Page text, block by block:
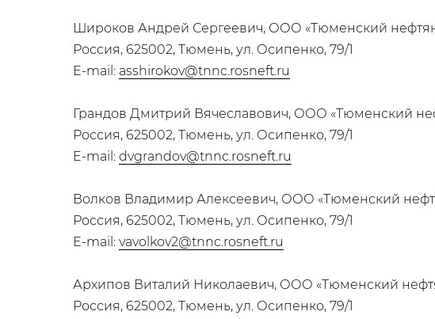
Широков Андрей Сергеевич, ООО «Тюменский
Россия, 625002, Тюмень, ул. Осипенко, 79/1
E-mail: asshirokov@tnnc.rosneft.ru
Грандов Дмитрий Вячеславович, ООО «Тюменский
Россия, 625002, Тюмень, ул. Осипенко, 79/1
E-mail: dvgrandov@tnnc.rosneft.ru
Волков Владимир Алексеевич, ООО «Тюменский
Россия, 625002, Тюмень, ул. Осипенко, 79/1
E-mail: vavolkov2@tnnc.rosneft.ru
Архипов Виталий Николаевич, ООО «Тюменский
Россия, 625002, Тюмень, ул. Осипенко, 79/1